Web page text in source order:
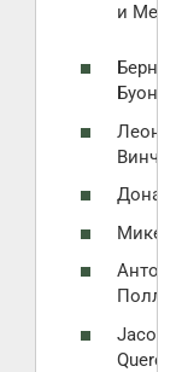
и
Винчи
Jacopo
Quercia